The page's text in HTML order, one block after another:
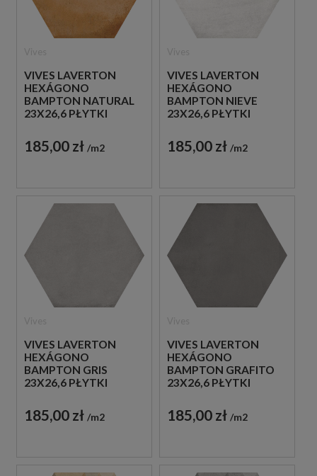
VIVES LAVERTON
HEXÁGONO
BAMPTON NATURAL
23X26,6 PŁYTKI
GRESOWE
185,00 zł m2
VIVES LAVERTON
HEXÁGONO
BAMPTON NIEVE
23X26,6 PŁYTKI
GRESOWE
185,00 zł m2
VIVES LAVERTON
HEXÁGONO
BAMPTON GRIS
23X26,6 PŁYTKI
GRESOWE
185,00 zł m2
VIVES LAVERTON
HEXÁGONO
BAMPTON GRAFITO
23X26,6 PŁYTKI
GRESOWE
185,00 zł m2